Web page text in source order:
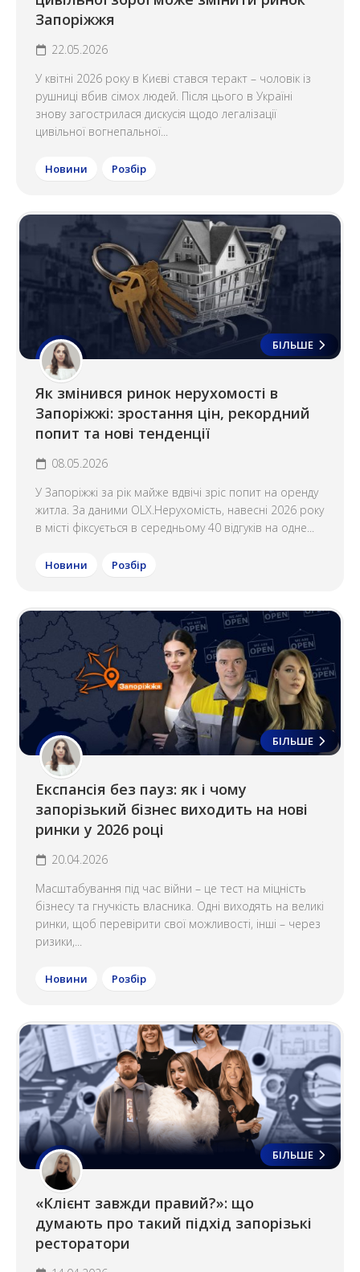
Запоріжжя
22.05.2026
У квітні 2026 року в Києві стався теракт – чоловік із
рушниці вбив сімох людей. Після цього в Україні
знову загострилася дискусія щодо легалізації
цивільної вогнепальної...
Новини Розбір
БІЛЬШЕ
Як змінився ринок нерухомості в
Запоріжжі: зростання цін, рекордний
попит та нові тенденції
08.05.2026
У Запоріжжі за рік майже вдвічі зріс попит на оренду
житла. За даними OLX.Нерухомість, навесні 2026 року
в місті фіксується в середньому 40 відгуків на одне...
Новини Розбір
БІЛЬШЕ
Експансія без пауз: як і чому
запорізький бізнес виходить на нові
ринки у 2026 році
20.04.2026
Масштабування під час війни – це тест на міцність
бізнесу та гнучкість власника. Одні виходять на великі
ринки, щоб перевірити свої можливості, інші – через
ризики,...
Новини Розбір
БІЛЬШЕ
«Клієнт завжди правий?»: що
думають про такий підхід запорізькі
ресторатори